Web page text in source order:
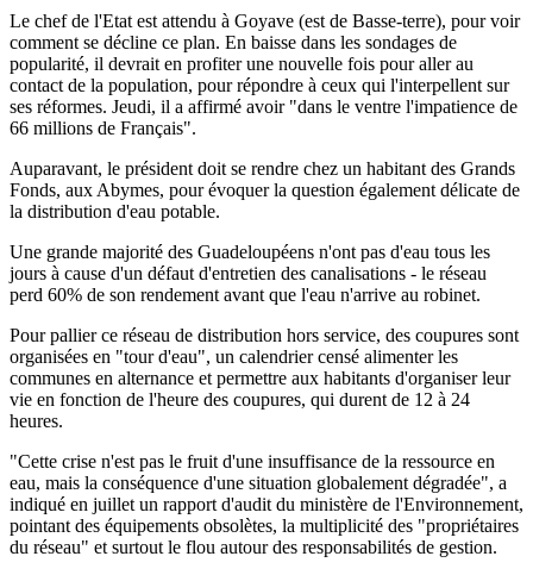
Le chef de l'Etat est attendu à Goyave (est de Basse-terre), pour voir
comment se décline ce plan. En baisse dans les sondages de
popularité, il devrait en profiter une nouvelle fois pour aller au
contact de la population, pour répondre à ceux qui l'interpellent sur
ses réformes. Jeudi, il a affirmé avoir "dans le ventre l'impatience de
66 millions de Français".
Auparavant, le président doit se rendre chez un habitant des Grands
Fonds, aux Abymes, pour évoquer la question également délicate de
la distribution d'eau potable.
Une grande majorité des Guadeloupéens n'ont pas d'eau tous les
jours à cause d'un défaut d'entretien des canalisations - le réseau
perd 60% de son rendement avant que l'eau n'arrive au robinet.
Pour pallier ce réseau de distribution hors service, des coupures sont
organisées en "tour d'eau", un calendrier censé alimenter les
communes en alternance et permettre aux habitants d'organiser leur
vie en fonction de l'heure des coupures, qui durent de 12 à 24
heures.
"Cette crise n'est pas le fruit d'une insuffisance de la ressource en
eau, mais la conséquence d'une situation globalement dégradée", a
indiqué en juillet un rapport d'audit du ministère de l'Environnement,
pointant des équipements obsolètes, la multiplicité des "propriétaires
du réseau" et surtout le flou autour des responsabilités de gestion.